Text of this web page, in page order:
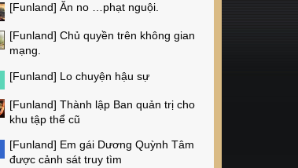
[Funland] Ăn no …phạt nguội.
[Funland] Chủ quyền trên không gian
mạng.
[Funland] Lo chuyện hậu sự
[Funland] Thành lập Ban quản trị cho
khu tập thể cũ
[Funland] Em gái Dương Quỳnh Tâm
được cảnh sát truy tìm